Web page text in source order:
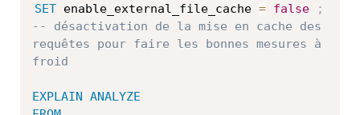
SET enable_external_file_cache = false
;
-- désactivation de la mise en cache des
requêtes pour faire les bonnes mesures à
froid
EXPLAIN ANALYZE